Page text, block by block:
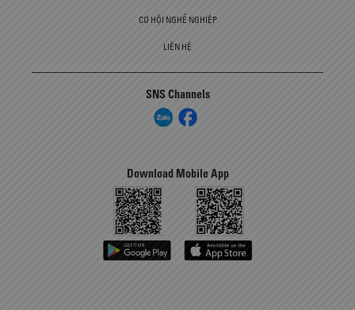
CƠ HỘI NGHỀ NGHIỆP
LIÊN HỆ
SNS Channels
Download Mobile App